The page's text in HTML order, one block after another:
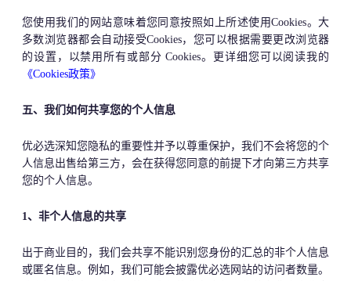
您使用我们的网站意味着您同意按照如上所述使用Cookies。大
多数浏览器都会自动接受Cookies，您可以根据需要更改浏览器
的设置，以禁用所有或部分 Cookies。更详细您可以阅读我的
《Cookies政策》
五、我们如何共享您的个人信息
优必选深知您隐私的重要性并予以尊重保护，我们不会将您的个
人信息出售给第三方，会在获得您同意的前提下才向第三方共享
您的个人信息。
1、非个人信息的共享
出于商业目的，我们会共享不能识别您身份的汇总的非个人信息
或匿名信息。例如，我们可能会披露优必选网站的访问者数量。